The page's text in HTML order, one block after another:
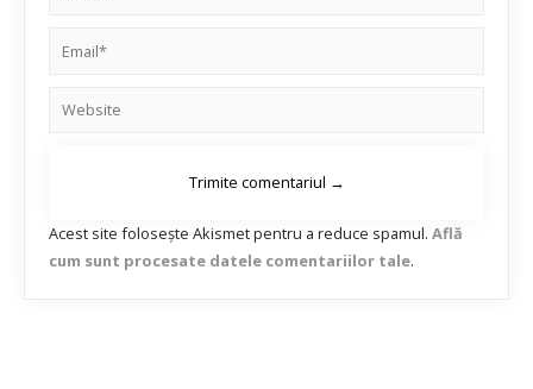
Acest site folosește Akismet pentru a reduce spamul. Află
cum sunt procesate datele comentariilor tale.